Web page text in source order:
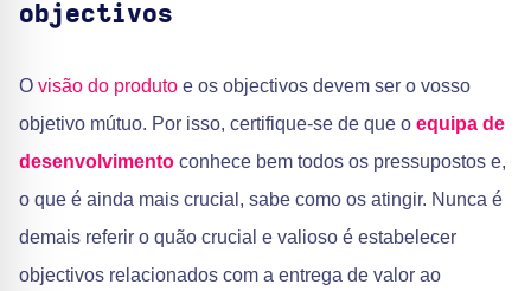
objectivos
O visão do produto e os objectivos devem ser o vosso
objetivo mútuo. Por isso, certifique-se de que o equipa de
desenvolvimento conhece bem todos os pressupostos e,
o que é ainda mais crucial, sabe como os atingir. Nunca é
demais referir o quão crucial e valioso é estabelecer
objectivos relacionados com a entrega de valor ao